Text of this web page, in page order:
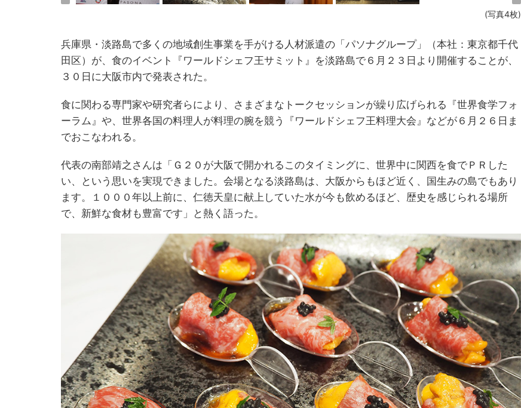
(写真4枚)
兵庫県・淡路島で多くの地域創生事業を手がける人材派遣の「パソナグループ」（本社：東京都千代
田区）が、食のイベント『ワールドシェフ王サミット』を淡路島で６月２３日より開催することが、
３０日に大阪市内で発表された。
食に関わる専門家や研究者らにより、さまざまなトークセッションが繰り広げられる『世界食学フォ
ーラム』や、世界各国の料理人が料理の腕を競う『ワールドシェフ王料理大会』などが６月２６日ま
でおこなわれる。
代表の南部靖之さんは「Ｇ２０が大阪で開かれるこのタイミングに、世界中に関西を食でＰＲした
い、という思いを実現できました。会場となる淡路島は、大阪からもほど近く、国生みの島でもあり
ます。１０００年以上前に、仁徳天皇に献上していた水が今も飲めるほど、歴史を感じられる場所
で、新鮮な食材も豊富です」と熱く語った。